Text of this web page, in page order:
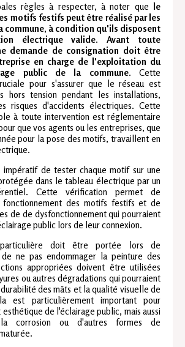
règles à respecter, à noter que le
motifs festifs peut être réalisé par les
commune, à condition qu'ils disposent
électrique valide. Avant toute
demande de consignation doit être
en charge de l'exploitation du
public de la commune. Cette
pour s'assurer que le réseau est
hors tension pendant les installations,
risques d'accidents électriques. Cette
à toute intervention est réglementaire
que vos agents ou les entreprises, que
pour la pose des motifs, travaillent en
de tester chaque motif sur une
dans le tableau électrique par un
Cette vérification permet de
fonctionnement des motifs festifs et de
de de dysfonctionnement qui pourraient
public lors de leur connexion.
doit être portée lors de
ne pas endommager la peinture des
appropriées doivent être utilisées
ou autres dégradations qui pourraient
des mâts et la qualité visuelle de
est particulièrement important pour
de l'éclairage public, mais aussi
corrosion ou d'autres formes de